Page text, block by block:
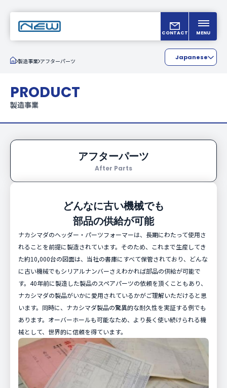
CONTACT MENU
Japanese
製造事業 アフターパーツ
PRODUCT
製造事業
アフターパーツ
After Parts
どんなに古い機械でも
部品の供給が可能
ナカシマダのヘッダー・パーツフォーマーは、長期にわたって使用さ
れることを前提に製造されています。そのため、これまで生産してき
た約10,000台の図面は、当社の書庫にすべて保管されており、どんな
に古い機械でもシリアルナンバーさえわかれば部品の供給が可能で
す。40年前に製造した製品のスペアパーツの依頼を頂くこともあり、
ナカシマダの製品がいかに愛用されているかがご理解いただけると思
います。同時に、ナカシマダ製品の驚異的な耐久性を実証する例でも
あります。オーバーホールも可能なため、より長く使い続けられる機
械として、世界的に信頼を得ています。